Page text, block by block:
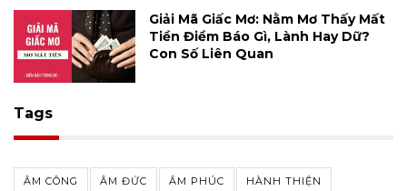
Giải Mã Giấc Mơ: Nằm Mơ Thấy Mất
Tiền Điềm Báo Gì, Lành Hay Dữ?
Con Số Liên Quan
Tags
ÂM CÔNG ÂM ĐỨC ÂM PHÚC HÀNH THIỆN